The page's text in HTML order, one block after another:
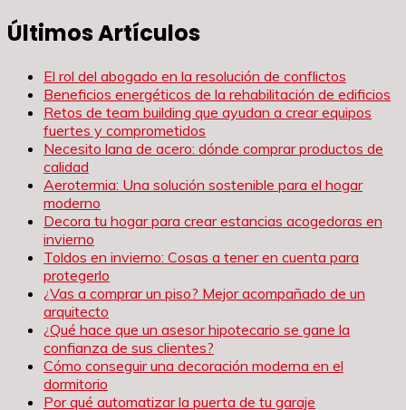
entradas
Últimos Artículos
El rol del abogado en la resolución de conflictos
Beneficios energéticos de la rehabilitación de edificios
Retos de team building que ayudan a crear equipos
fuertes y comprometidos
Necesito lana de acero: dónde comprar productos de
calidad
Aerotermia: Una solución sostenible para el hogar
moderno
Decora tu hogar para crear estancias acogedoras en
invierno
Toldos en invierno: Cosas a tener en cuenta para
protegerlo
¿Vas a comprar un piso? Mejor acompañado de un
arquitecto
¿Qué hace que un asesor hipotecario se gane la
confianza de sus clientes?
Cómo conseguir una decoración moderna en el
dormitorio
Por qué automatizar la puerta de tu garaje